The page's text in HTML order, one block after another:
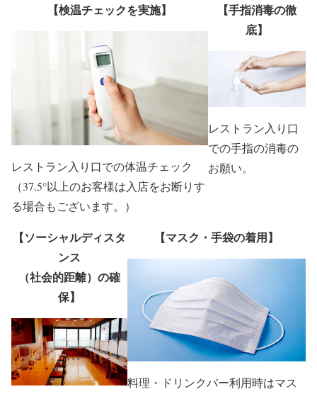
【検温チェックを実施】
レストラン入り口での体温チェック
（37.5°以上のお客様は入店をお断りす
る場合もございます。）
【手指消毒の徹
底】
レストラン入り口
での手指の消毒の
お願い。
【ソーシャルディスタ
ンス
（社会的距離）の確
保】
【マスク・手袋の着用】
料理・ドリンクバー利用時はマス